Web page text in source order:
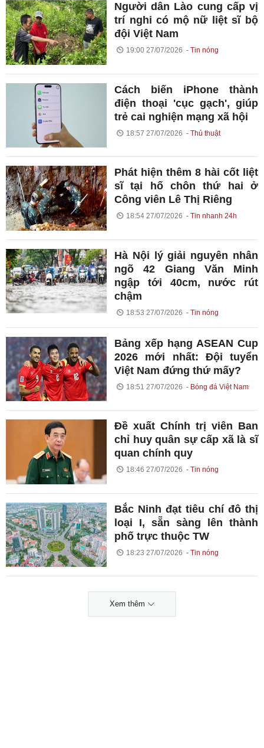
Người dân Lào cung cấp vị
trí nghi có mộ nữ liệt sĩ bộ
đội Việt Nam
19:00 27/07/2026 Tin nóng
Cách biến iPhone thành
điện thoại 'cục gạch', giúp
trẻ cai nghiện mạng xã hội
18:57 27/07/2026 Thủ thuật
Phát hiện thêm 8 hài cốt liệt
sĩ tại hố chôn thứ hai ở
Công viên Lê Thị Riêng
18:54 27/07/2026 Tin nhanh 24h
Hà Nội lý giải nguyên nhân
ngõ 42 Giang Văn Minh
ngập tới 40cm, nước rút
chậm
18:53 27/07/2026 Tin nóng
Bảng xếp hạng ASEAN Cup
2026 mới nhất: Đội tuyển
Việt Nam đứng thứ mấy?
18:51 27/07/2026 Bóng đá Việt Nam
Đề xuất Chính trị viên Ban
chỉ huy quân sự cấp xã là sĩ
quan chính quy
18:46 27/07/2026 Tin nóng
Bắc Ninh đạt tiêu chí đô thị
loại I, sẵn sàng lên thành
phố trực thuộc TW
18:23 27/07/2026 Tin nóng
Xem thêm